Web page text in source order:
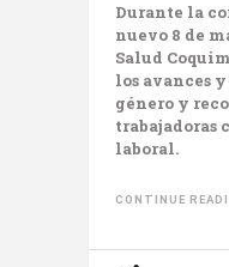
Durante la
nuevo 8 de
Salud
los avances
género y
trabajadoras
laboral.
CONTINUE